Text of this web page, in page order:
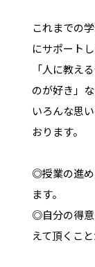
これまでの
にサポート
「人に教え
のが好き」
いろんな思
おります。
◎授業の進め
ます。
◎自分の得
えて頂くこと